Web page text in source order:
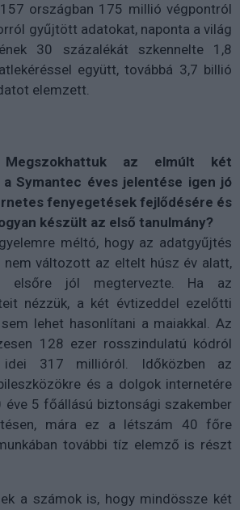
országban 175 millió végpontról
gyűjtött adatokat, naponta a világ
30 százalékát szkennelte 1,8
együtt, továbbá 3,7 billió
elemzett.
Megszokhattuk az elmúlt két
Symantec éves jelentése igen jó
fenyegetések fejlődésére és
készült az első tanulmány?
méltó, hogy az adatgyűjtés
nem változott az eltelt húsz év alatt,
elsőre jól megtervezte. Ha az
nézzük, a két évtizeddel ezelőtti
lehet hasonlítani a maiakkal. Az
128 ezer rosszindulatú kódról
317 millióról. Időközben az
és a dolgok internetére
5 főállású biztonsági szakember
mára ez a létszám 40 főre
további tíz elemző is részt
a számok is, hogy mindössze két